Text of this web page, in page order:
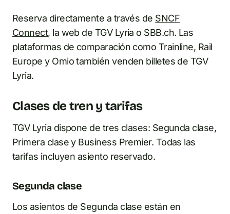
Reserva directamente a través de SNCF
Connect, la web de TGV Lyria o SBB.ch. Las
plataformas de comparación como Trainline, Rail
Europe y Omio también venden billetes de TGV
Lyria.
Clases de tren y tarifas
TGV Lyria dispone de tres clases: Segunda clase,
Primera clase y Business Premier. Todas las
tarifas incluyen asiento reservado.
Segunda clase
Los asientos de Segunda clase están en